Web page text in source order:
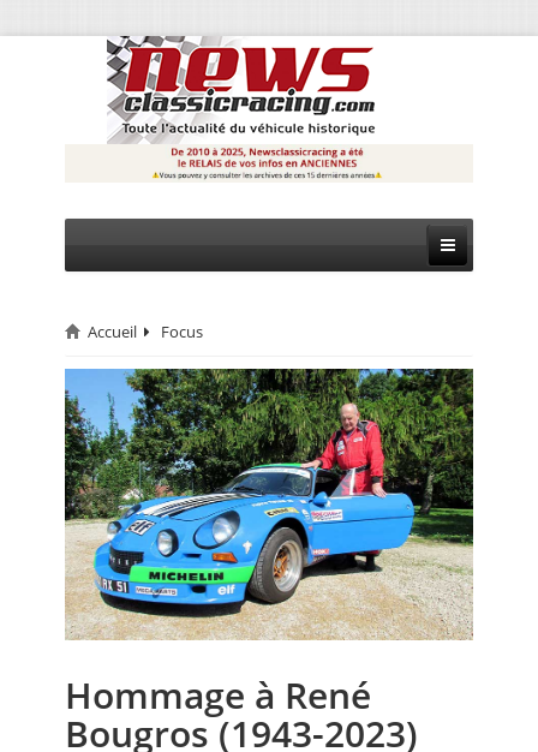
CIRCUIT
RALLYE
MONTAGNE
EVÈNEMENTS
CALENDRIER
FOCUS
ANNUAIRES
Accueil Focus
Hommage à René
Bougros (1943-2023)